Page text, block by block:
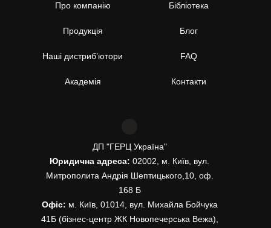
Про компанію
Продукція
Наші дистриб’ютори
Академія
Бібліотека
Блог
FAQ
Контакти
ДП "ГЕРЦ Україна"
Юридична адреса: 02002, м. Київ, вул.
Митрополита Андрія Шептицького,10, оф.
168 Б
Офіс: м. Київ, 01014, вул. Михайла Бойчука
41Б (бізнес-центр ЖК Новопечерська Вежа),